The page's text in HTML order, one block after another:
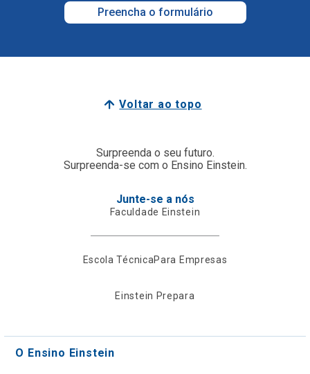
Preencha o formulário
Voltar ao topo
Surpreenda o seu futuro.
Surpreenda-se com o Ensino Einstein.
Junte-se a nós
Faculdade Einstein
Escola TécnicaPara Empresas
Einstein Prepara
O Ensino Einstein